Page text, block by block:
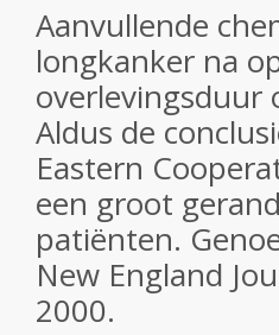
Aanvullende
longkanker na
overlevingsduur
Aldus de
Eastern
een groot
patiënten.
New England
2000.